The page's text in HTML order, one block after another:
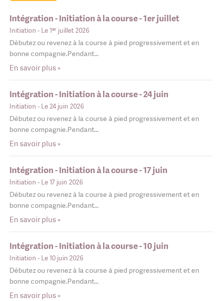
Intégration - Initiation à la course - 1er juillet
Initiation - Le 1erjuillet 2026
Débutez ou revenez à la course à pied progressivement et en
bonne compagnie.Pendant…
En savoir plus »
Intégration - Initiation à la course - 24 juin
Initiation - Le 24 juin 2026
Débutez ou revenez à la course à pied progressivement et en
bonne compagnie.Pendant…
En savoir plus »
Intégration - Initiation à la course - 17 juin
Initiation - Le 17 juin 2026
Débutez ou revenez à la course à pied progressivement et en
bonne compagnie.Pendant…
En savoir plus »
Intégration - Initiation à la course - 10 juin
Initiation - Le 10 juin 2026
Débutez ou revenez à la course à pied progressivement et en
bonne compagnie.Pendant…
En savoir plus »